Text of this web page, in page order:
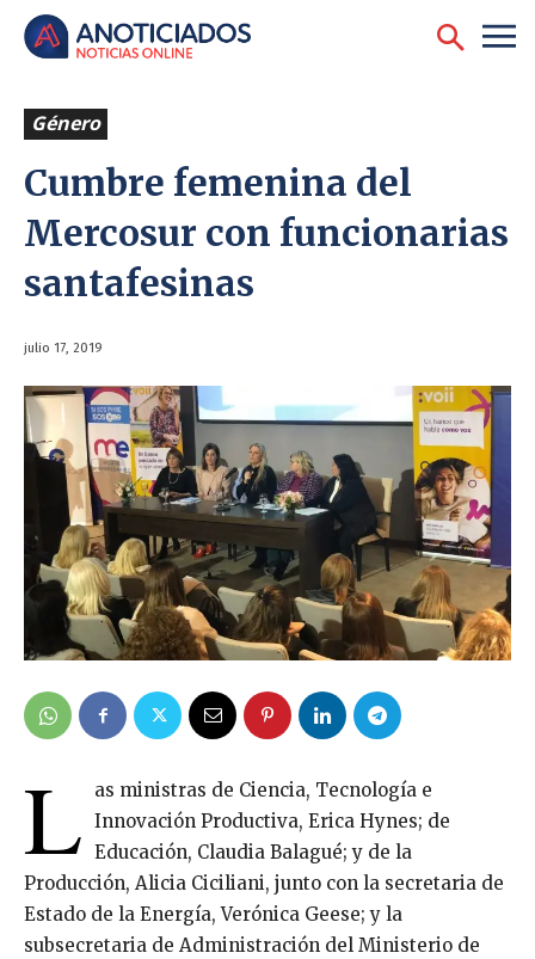
Género
Cumbre femenina del
Mercosur con funcionarias
santafesinas
julio 17, 2019
L
as ministras de Ciencia, Tecnología e
Innovación Productiva, Erica Hynes; de
Educación, Claudia Balagué; y de la
Producción, Alicia Ciciliani, junto con la secretaria de
Estado de la Energía, Verónica Geese; y la
subsecretaria de Administración del Ministerio de